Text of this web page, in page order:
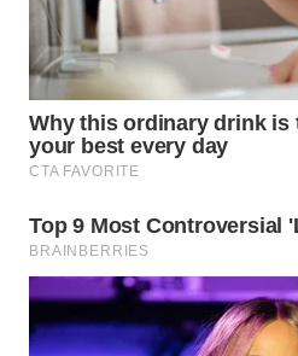
WN
MANDALIKA
WN
LIKUPANG
WN
LABUANBAJO
WN
BORNEO